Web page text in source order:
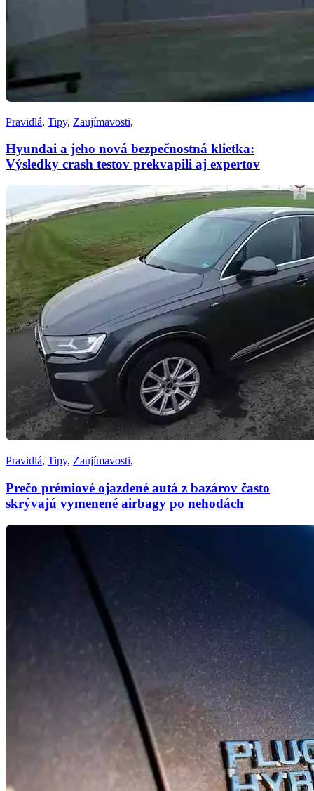
Pravidlá, Tipy, Zaujímavosti,
Hyundai a jeho nová bezpečnostná klietka:
Výsledky crash testov prekvapili aj expertov
Pravidlá, Tipy, Zaujímavosti,
Prečo prémiové ojazdené autá z bazárov často
skrývajú vymenené airbagy po nehodách